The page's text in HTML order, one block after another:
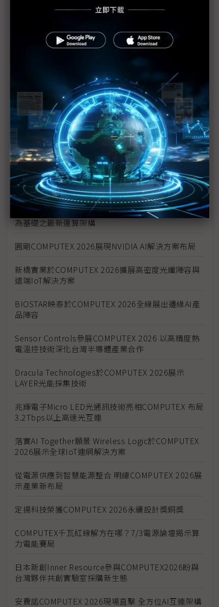
商情專輯－COMPUTEX 2026
英國液冷創新廠Infiniflux於COMPUTEX 2026亮相下
泰淩COMPUTEX2026 展示真8K無線電競與
Bluetooth ULL SCI技術實力
Cadence於COMPUTEX推全自主代理AI虛擬工程師
丹立電子EdgeForge亮相COMPUTEX 2026 三大AI算
力矩陣領航地端
EZCast亮相COMPUTEX 2026 4K/60Hz無線顯示與
相機監看方案獲市場正面回應
Vellex Computing參與COMPUTEX2026 發表以物理
為基礎之最新運算架構
圓剛COMPUTEX 2026展現NVIDIA AI解決方案布局
新橋實業於COMPUTEX 2026擴展高密度光纖陣容與
遠端IoT解決方案
BIOSTAR映泰於COMPUTEX 2026全線展出邊緣AI產
品陣容
Sensor Controls參展COMPUTEX 2026 以高精度熱
電溫控技術深化台灣半導體產業合作
Dracula Technologies於COMPUTEX 2026展示
LAYER光能採集技術
兆輝電子Micro LED光通訊技術亮相COMPUTEX 布局
3.2Tbps以上高速光互連
落實AI Together願景 Wireless Logic於COMPUTEX
2026展示全球IoT連網解決方案
從電源供應到智慧能源整合 明緯COMPUTEX 2026展
示產業新布局
定揚科技榮獲COMPUTEX 2026永續設計獎銅獎
COMPUTEX千瓦紅線解方在哪？7/3電源論壇揭示算
力電能賽局
日本新創Inner Resource參與COMPUTEX2026盼與
台灣夥伴共創實驗室採購新生態
安費諾COMPUTEX 2026現場直擊 全方位AI互連架構